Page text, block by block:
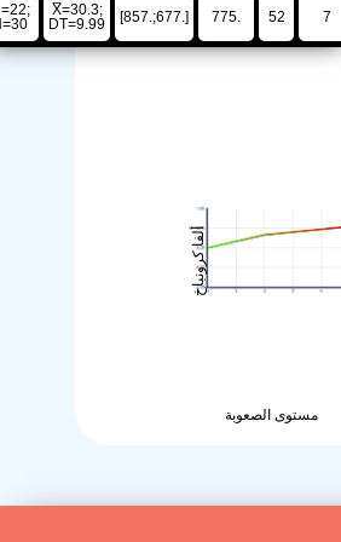
[.677;.857]
X̅=30.3;
DT=9.99
M=22;
H=30
مستوى الصعوبة
ألفا كرونباخ